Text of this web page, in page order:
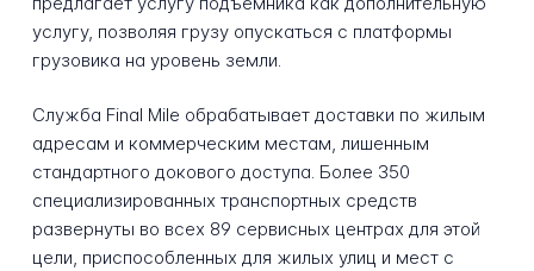
услугу, позволяя грузу опускаться с платформы
грузовика на уровень земли.
Служба Final Mile обрабатывает доставки по жилым
адресам и коммерческим местам, лишенным
стандартного докового доступа. Более 350
специализированных транспортных средств
развернуты во всех 89 сервисных центрах для этой
цели, приспособленных для жилых улиц и мест с